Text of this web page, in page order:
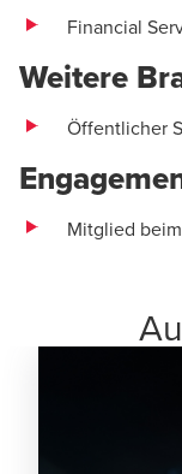
Financial
Weitere
Öffentlicher
Mitglied